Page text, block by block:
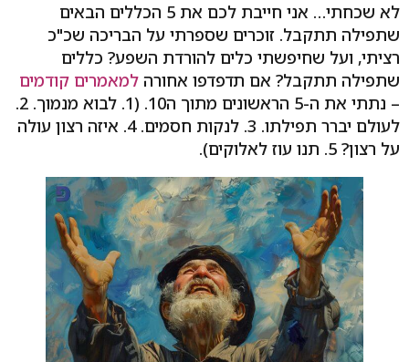
לא שכחתי… אני חייבת לכם את 5 הכללים הבאים
שתפילה תתקבל. זוכרים שספרתי על הבריכה שכ"כ
רציתי, ועל שחיפשתי כלים להורדת השפע? כללים
שתפילה תתקבל? אם תדפדפו אחורה למאמרים קודמים
– נתתי את ה-5 הראשונים מתוך ה10. (1. לבוא מנמוך. 2.
לעולם יברר תפילתו. 3. לנקות חסמים. 4. איזה רצון עולה
על רצון? 5. תנו עוז לאלוקים).